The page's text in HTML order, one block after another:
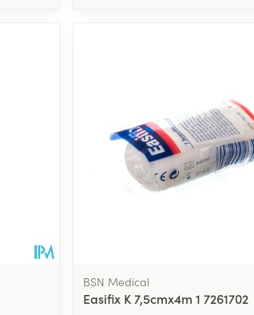
BSN Medical
Easifix K 7,5cmx4m 1 7261702